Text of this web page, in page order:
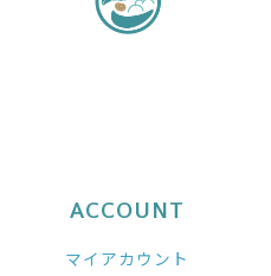
ACCOUNT
マイアカウント